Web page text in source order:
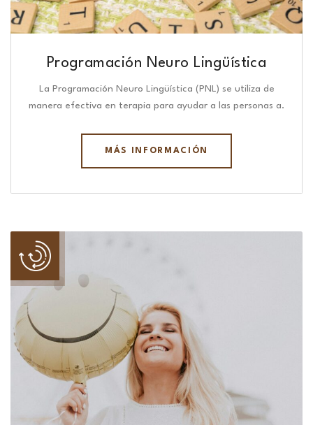
Programación Neuro Lingüística​
La Programación Neuro Lingüística (PNL) se utiliza de
manera efectiva en terapia para ayudar a las personas a.
MÁS INFORMACIÓN